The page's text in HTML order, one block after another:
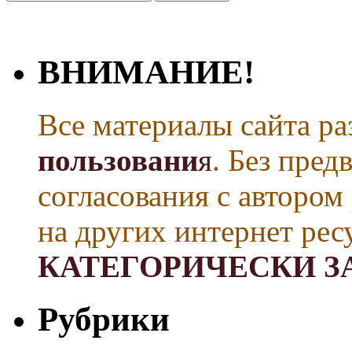
ВНИМАНИЕ!
Все материалы сайта
пользования. Без
согласования с
на других интернет
КАТЕГОРИЧЕСКИ
Рубрики